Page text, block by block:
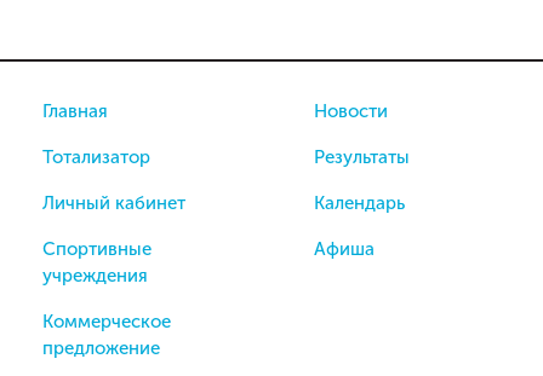
Главная
Тотализатор
Личный кабинет
Спортивные
учреждения
Коммерческое
предложение
Новости
Результаты
Календарь
Афиша